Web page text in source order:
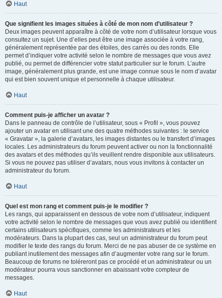
Haut
Que signifient les images situées à côté de mon nom d’utilisateur ?
Deux images peuvent apparaître à côté de votre nom d’utilisateur lorsque vous
consultez un sujet. Une d’elles peut être une image associée à votre rang,
généralement représentée par des étoiles, des carrés ou des ronds. Elle
permet d’indiquer votre activité selon le nombre de messages que vous avez
publié, ou permet de différencier votre statut particulier sur le forum. L’autre
image, généralement plus grande, est une image connue sous le nom d’avatar
qui est bien souvent unique et personnelle à chaque utilisateur.
Haut
Comment puis-je afficher un avatar ?
Dans le panneau de contrôle de l’utilisateur, sous « Profil », vous pouvez
ajouter un avatar en utilisant une des quatre méthodes suivantes : le service
« Gravatar », la galerie d’avatars, les images distantes ou le transfert d’images
locales. Les administrateurs du forum peuvent activer ou non la fonctionnalité
des avatars et des méthodes qu’ils veuillent rendre disponible aux utilisateurs.
Si vous ne pouvez pas utiliser d’avatars, nous vous invitons à contacter un
administrateur du forum.
Haut
Quel est mon rang et comment puis-je le modifier ?
Les rangs, qui apparaissent en dessous de votre nom d’utilisateur, indiquent
votre activité selon le nombre de messages que vous avez publié ou identifient
certains utilisateurs spécifiques, comme les administrateurs et les
modérateurs. Dans la plupart des cas, seul un administrateur du forum peut
modifier le texte des rangs du forum. Merci de ne pas abuser de ce système en
publiant inutilement des messages afin d’augmenter votre rang sur le forum.
Beaucoup de forums ne toléreront pas ce procédé et un administrateur ou un
modérateur pourra vous sanctionner en abaissant votre compteur de
messages.
Haut